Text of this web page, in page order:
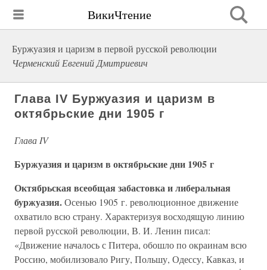
ВикиЧтение
Буржуазия и царизм в первой русской революции
Черменский Евгений Дмитриевич
Глава IV Буржуазия и царизм в
октябрьские дни 1905 г
Глава IV
Буржуазия и царизм в октябрьские дни 1905 г
Октябрьская всеобщая забастовка и либеральная
буржуазия.Осенью 1905 г. революционное движение
охватило всю страну. Характеризуя восходящую линию
первой русской революции, В. И. Ленин писал:
«Движение началось с Питера, обошло по окраинам всю
Россию, мобилизовало Ригу, Польшу, Одессу, Кавказ, и